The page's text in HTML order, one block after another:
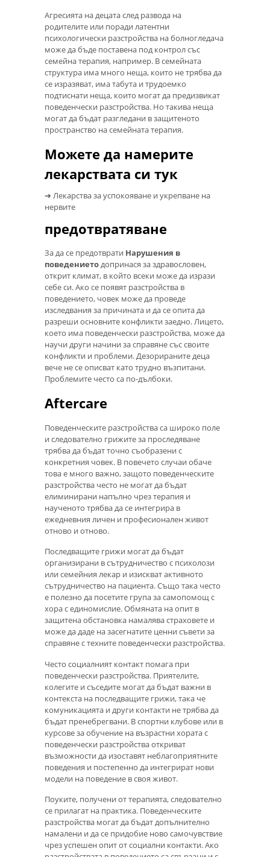
Агресията на децата след развода на
родителите или поради латентни
психологически разстройства на болногледача
може да бъде поставена под контрол със
семейна терапия, например. В семейната
структура има много неща, които не трябва да
се изразяват, има табута и трудоемко
подтиснати неща, които могат да предизвикат
поведенчески разстройства. Но такива неща
могат да бъдат разгледани в защитеното
пространство на семейната терапия.
Можете да намерите
лекарствата си тук
➔ Лекарства за успокояване и укрепване на
нервите
предотвратяване
За да се предотврати Нарушения в
поведениетодопринася за здравословен,
открит климат, в който всеки може да изрази
себе си. Ако се появят разстройства в
поведението, човек може да проведе
изследвания за причината и да се опита да
разреши основните конфликти заедно. Лицето,
което има поведенчески разстройства, може да
научи други начини за справяне със своите
конфликти и проблеми. Дезорираните деца
вече не се описват като трудно възпитани.
Проблемите често са по-дълбоки.
Aftercare
Поведенческите разстройства са широко поле
и следователно грижите за проследяване
трябва да бъдат точно съобразени с
конкретния човек. В повечето случаи обаче
това е много важно, защото поведенческите
разстройства често не могат да бъдат
елиминирани напълно чрез терапия и
наученото трябва да се интегрира в
ежедневния личен и професионален живот
отново и отново.
Последващите грижи могат да бъдат
организирани в сътрудничество с психолози
или семейния лекар и изискват активното
сътрудничество на пациента. Също така често
е полезно да посетите група за самопомощ с
хора с единомислие. Обмяната на опит в
защитена обстановка намалява страховете и
може да даде на засегнатите ценни съвети за
справяне с техните поведенчески разстройства.
Често социалният контакт помага при
поведенчески разстройства. Приятелите,
колегите и съседите могат да бъдат важни в
контекста на последващите грижи, така че
комуникацията и други контакти не трябва да
бъдат пренебрегвани. В спортни клубове или в
курсове за обучение на възрастни хората с
поведенчески разстройства откриват
възможности да изоставят неблагоприятните
поведения и постепенно да интегрират нови
модели на поведение в своя живот.
Поуките, получени от терапията, следователно
се прилагат на практика. Поведенческите
разстройства могат да бъдат допълнително
намалени и да се придобие ново самочувствие
чрез успешен опит от социални контакти. Ако